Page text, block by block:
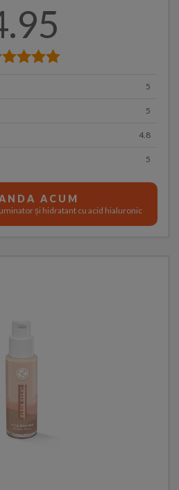
5
5
4.8
5
ACUM
și hidratant cu acid hialuronic